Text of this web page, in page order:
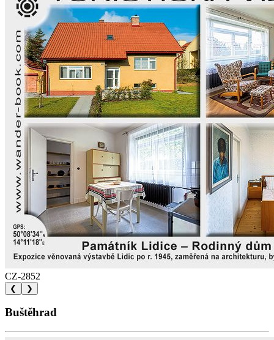
CZ-2852
❮ ❯
Buštěhrad